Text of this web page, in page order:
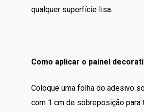
qualquer superfície lisa.
Como aplicar o painel
Coloque uma folha do adesivo
com 1 cm de sobreposição para